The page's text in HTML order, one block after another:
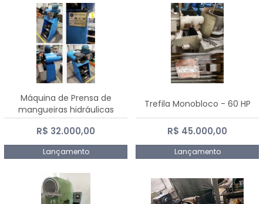
Máquina de Prensa de
mangueiras hidráulicas
PE50TF - 2017
R$ 32.000,00
Lançamento
Trefila Monobloco - 60 HP
R$ 45.000,00
Lançamento